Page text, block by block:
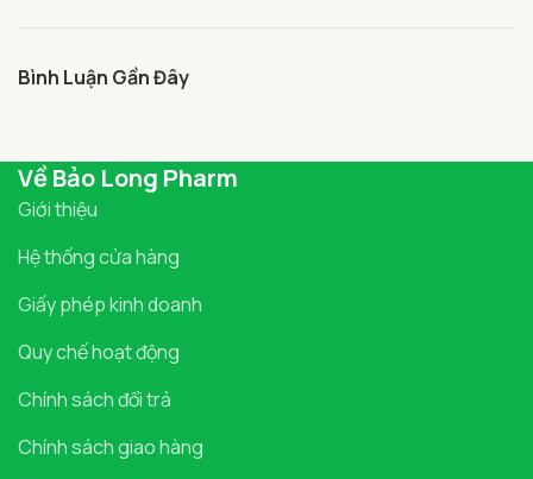
Bình Luận Gần Đây
Về Bảo Long Pharm
Giới thiệu
Hệ thống cửa hàng
Giấy phép kinh doanh
Quy chế hoạt động
Chính sách đổi trả
Chính sách giao hàng